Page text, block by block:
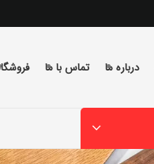
درباره ما تماس با ما